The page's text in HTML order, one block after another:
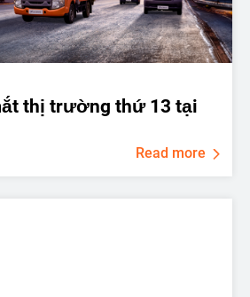
thị trường thứ 13 tại
Read more